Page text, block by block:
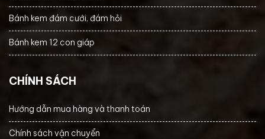
Bánh kem đám cưới, đám hỏi
Bánh kem 12 con giáp
CHÍNH SÁCH
Hướng dẫn mua hàng và thanh toán
Chính sách vận chuyển